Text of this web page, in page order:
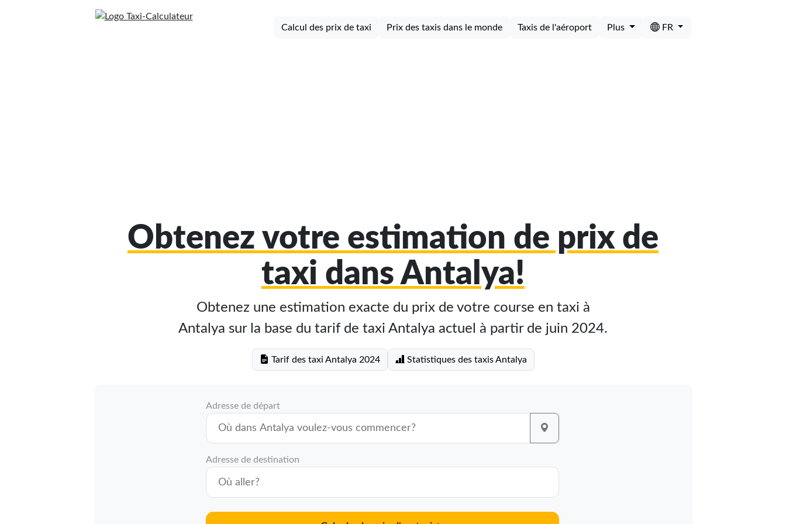
Calcul des prix de taxi Prix des taxis dans le monde Taxis de l'aéroport Plus FR
Obtenez votre estimation de prix de
taxi dans Antalya!
Obtenez une estimation exacte du prix de votre course en taxi à
Antalya sur la base du tarif de taxi Antalya actuel à partir de juin 2024.
Tarif des taxi Antalya 2024 Statistiques des taxis Antalya
Adresse de départ
Adresse de destination